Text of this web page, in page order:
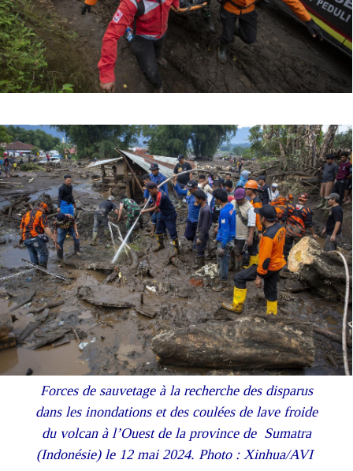
Forces de sauvetage à la recherche des disparus
dans les inondations et des coulées de lave froide
du volcan à l’Ouest de la province de Sumatra
(Indonésie) le 12 mai 2024. Photo : Xinhua/AVI